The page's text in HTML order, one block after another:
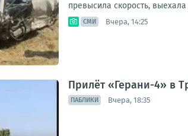
превысила скорость,
СМИ Вчера, 14:25
Прилёт «Герани-4» в
ПАБЛИКИ Вчера, 18:35